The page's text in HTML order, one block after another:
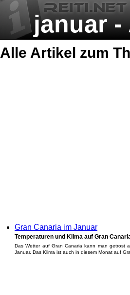
januar
zum
Alle Artikel zum
Gran Canaria im Januar
Temperaturen und Klima auf Gran
Das Wetter auf Gran Canaria kann man getrost
Januar. Das Klima ist auch in diesem Monat auf